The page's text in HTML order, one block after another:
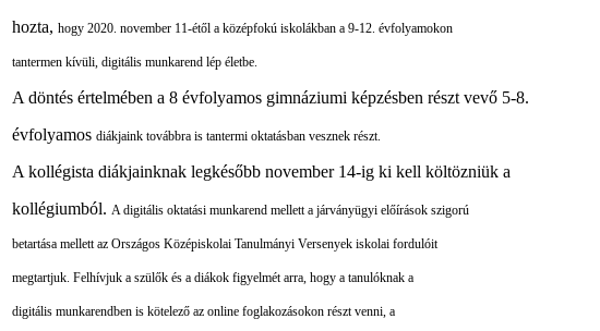
hozta, hogy 2020. november 11-étől a középfokú iskolákban a 9-12. évfolyamokon
tantermen kívüli, digitális munkarend lép életbe.
A döntés értelmében a 8 évfolyamos gimnáziumi képzésben részt vevő 5-8.
évfolyamos diákjaink továbbra is tantermi oktatásban vesznek részt.
A kollégista diákjainknak legkésőbb november 14-ig ki kell költözniük a
kollégiumból. A digitális oktatási munkarend mellett a járványügyi előírások szigorú
betartása mellettaz Országos Középiskolai Tanulmányi Versenyek iskolai fordulóit
megtartjuk. Felhívjuk a szülők és a diákok figyelmét arra, hogy a tanulóknak a
digitális munkarendben is kötelező az online foglakozásokon részt venni, a